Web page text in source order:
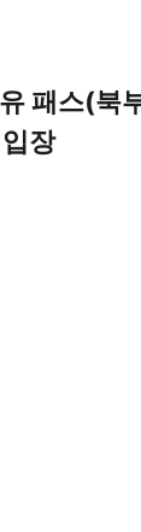
패스(북
장